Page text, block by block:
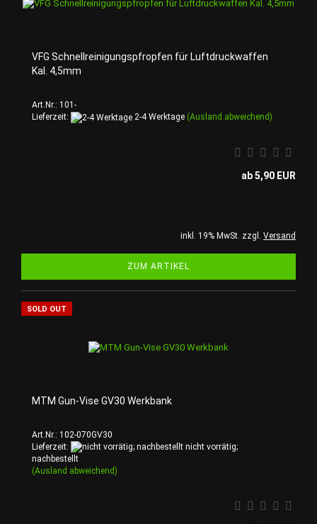
VFG Schnellreinigungspfropfen für Luftdruckwaffen
Kal. 4,5mm
Art.Nr.: 101-
Lieferzeit:
2-4 Werktage (Ausland abweichend)
ab 5,90 EUR
inkl. 19% MwSt. zzgl. Versand
ZUM ARTIKEL
SOLD OUT
MTM Gun-Vise GV30 Werkbank
Art.Nr.: 102-070GV30
Lieferzeit:
nicht vorrätig;
nachbestellt
(Ausland abweichend)